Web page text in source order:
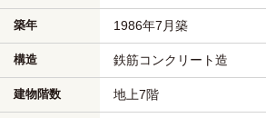
築年 1986年7月築
構造 鉄筋コンクリート造
建物階数 地上7階